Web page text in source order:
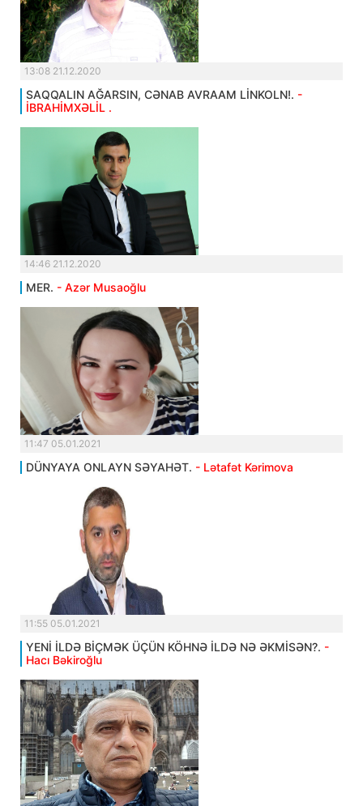
13:08 21.12.2020
SAQQALIN AĞARSIN, CƏNAB AVRAAM LİNKOLN!. -
İBRAHİMXƏLİL .
14:46 21.12.2020
MER. - Azər Musaoğlu
11:47 05.01.2021
DÜNYAYA ONLAYN SƏYAHƏT. - Lətafət Kərimova
11:55 05.01.2021
YENİ İLDƏ BİÇMƏK ÜÇÜN KÖHNƏ İLDƏ NƏ ƏKMİSƏN?. -
Hacı Bəkiroğlu